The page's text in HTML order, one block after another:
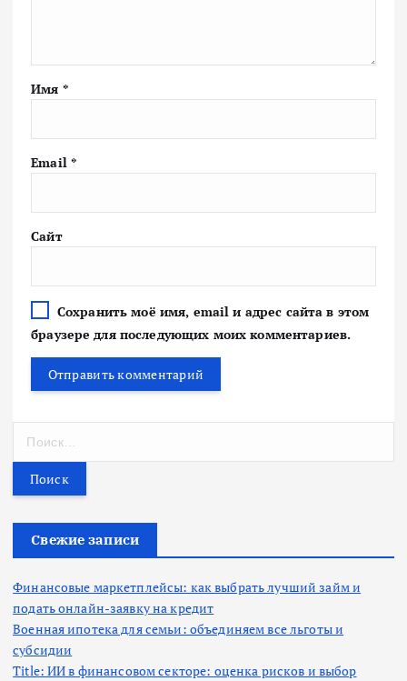
Имя *
Email *
Сайт
Сохранить моё имя, email и адрес сайта в этом
браузере для последующих моих комментариев.
т
Свежие записи
Финансовые маркетплейсы: как выбрать лучший займ и
подать онлайн-заявку на кредит
Военная ипотека для семьи: объединяем все льготы и
субсидии
Title: ИИ в финансовом секторе: оценка рисков и выбор